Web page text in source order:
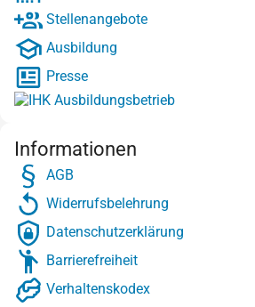
Stellenangebote
Ausbildung
Presse
Informationen
AGB
Widerrufsbelehrung
Datenschutzerklärung
Barrierefreiheit
Verhaltenskodex